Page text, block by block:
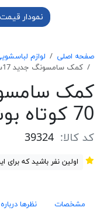
نمودار قیمت
صفحه اصلی لوازم
كمک سامسونگ جديد 17سانتی 70 كوتاه بوش فلزی ايران GAT
70 كوتاه بوش فلزی ايران GAT
کد کالا: 39324
اولین نفر باشید که برای
مشخصات نظرها درباره